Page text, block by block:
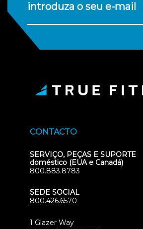
introduza o seu e-mail
CONTACTO
SERVIÇO, PEÇAS E SUPORTE
doméstico (EUA e Canadá)
800.883.8783
SEDE SOCIAL
800.426.6570
1 Glazer Way